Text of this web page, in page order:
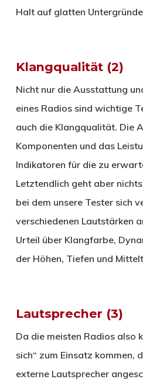
Halt auf glatten
Klangqualität (2)
Nicht nur die Ausstattung
eines Radios sind wichtige
auch die Klangqualität. Die
Komponenten und das
Indikatoren für die zu
Letztendlich geht aber
bei dem unsere Tester sich
verschiedenen Lautstärken
Urteil über Klangfarbe,
der Höhen, Tiefen und
Lautsprecher (3)
Da die meisten Radios also
sich“ zum Einsatz kommen,
externe Lautsprecher